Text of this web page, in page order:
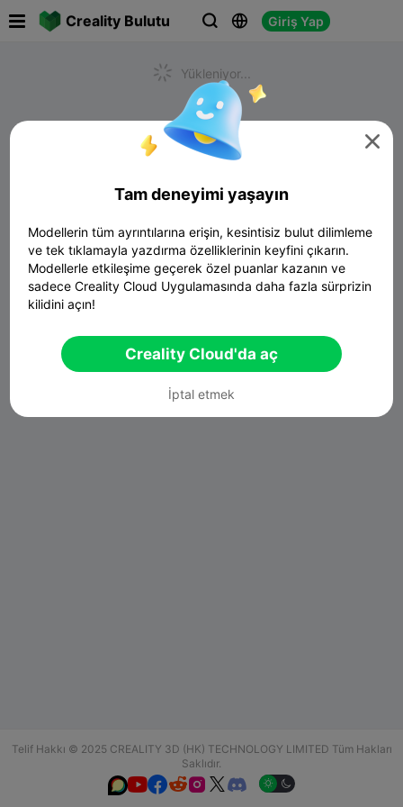
Creality Bulutu   Giriş Yap
Yükleniyor...
Telif Hakkı © 2025 CREALITY 3D (HK) TECHNOLOGY LIMITED Tüm Hakları
Saklıdır.
  

Tam deneyimi yaşayın
Modellerin tüm ayrıntılarına erişin, kesintisiz bulut dilimleme
ve tek tıklamayla yazdırma özelliklerinin keyfini çıkarın.
Modellerle etkileşime geçerek özel puanlar kazanın ve
sadece Creality Cloud Uygulamasında daha fazla sürprizin
kilidini açın!
Creality Cloud'da aç
İptal etmek